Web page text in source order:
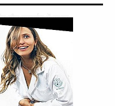
यौन प्रदर्शन में सुधार
कारण, प्रकार